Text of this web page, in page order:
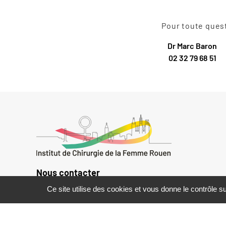
Pour toute
Dr Marc Baron
02 32 79 68 51
Nous contacter
19 rue de Lessard,
2ème étage,
Ce site utilise des cookies et vous donne le contrôle